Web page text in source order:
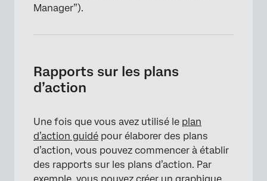
Manager”).
Rapports sur les plans
d’action
Une fois que vous avez utilisé le plan
d’action guidé pour élaborer des plans
d’action, vous pouvez commencer à établir
des rapports sur les plans d’action. Par
exemple, vous pouvez créer un graphique